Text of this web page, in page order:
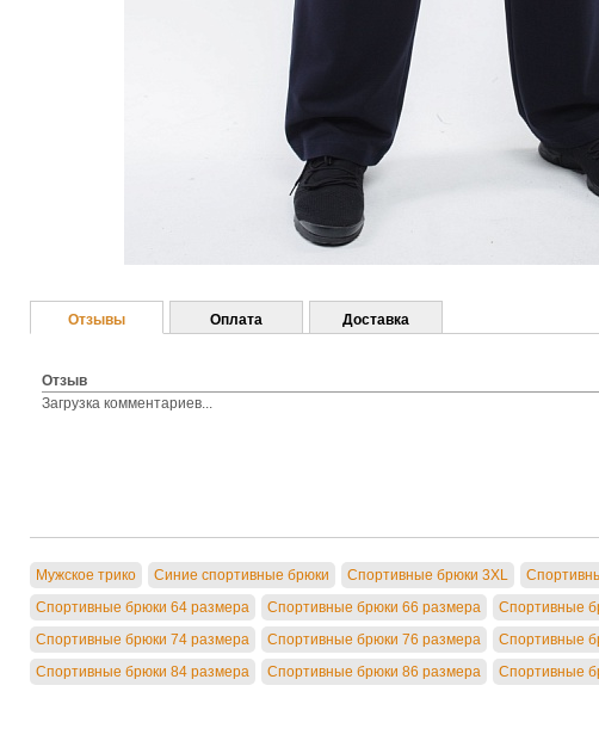
Отзывы
Отзыв
Загрузка комментариев...
Оплата Доставка
Мужское трико Синие спортивные брюки Спортивные брюки 3XL
Спортивные брюки 64 размера
Спортивные брюки 66 размера Спортивные
Спортивные брюки 74 размера
Спортивные брюки 76 размера Спортивные
Спортивные брюки 84 размера
Спортивные брюки 86 размера Спортивные